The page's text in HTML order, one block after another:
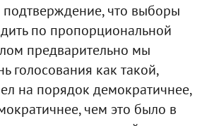
что выборы
по пропорциональной
предварительно мы
голосования как такой,
на порядок демократичнее,
чем это было в